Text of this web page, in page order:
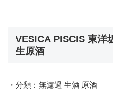
VESICA PISCIS 東洋
生原酒
・分類：無濾過 生酒 原酒